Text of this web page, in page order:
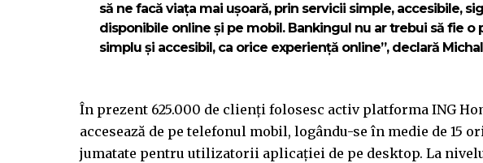
să ne facă viața mai ușoară, prin servicii simple, accesibile,
disponibile online și pe mobil. Bankingul nu ar trebui să fie o
simplu și accesibil, ca orice experiență online”, declară
În prezent 625.000 de clienți folosesc activ platforma ING
accesează de pe telefonul mobil, logându-se în medie de 15
jumatate pentru utilizatorii aplicației de pe desktop. La